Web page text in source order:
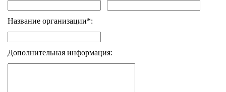
Название организации*:
Дополнительная информация: